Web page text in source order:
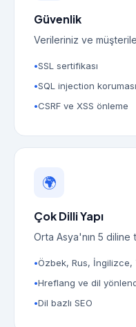
Güvenlik
Verileriniz ve
SSL sertifikası
SQL injection koruması
CSRF ve XSS önleme
🌍
Çok Dilli Yapı
Orta Asya'nın 5 diline
Özbek, Rus, İngilizce,
Hreflang ve dil
Dil bazlı SEO